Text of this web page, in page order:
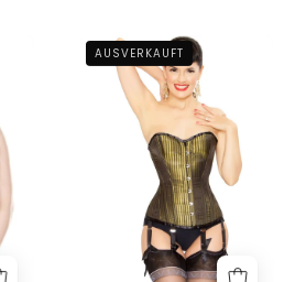
Playgirl
Steel
Boned
Corset
In
Beautiful
Green
Shadow
Stripe
AUSVERKAUFT